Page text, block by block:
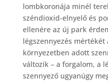
lombkoronája minél
széndioxid-elnyelő és
ellenére az új park
légszennyezés
környezetben adott
változik – a forgalom, a
szennyező ugyanúgy